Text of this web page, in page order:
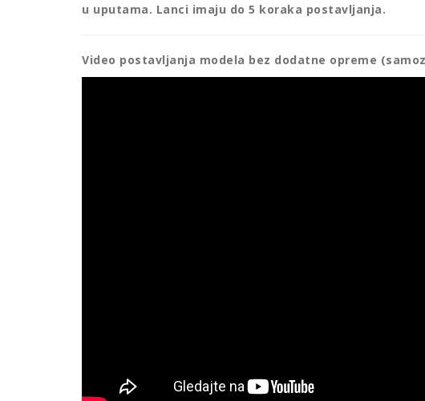
u uputama. Lanci imaju do 5 koraka postavljanja.
Video postavljanja modela bez dodatne opreme